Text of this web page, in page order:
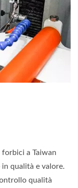
a Taiwan
qualità e valore.
qualità